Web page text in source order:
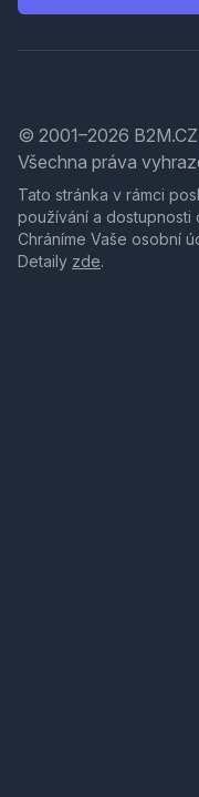
© 2001–2026 B2M.CZ
Všechna práva
Tato stránka v rámci
používání a dostupnosti
Chráníme Vaše osobní
Detaily zde.